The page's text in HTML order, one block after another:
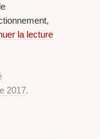
la lecture
2017.